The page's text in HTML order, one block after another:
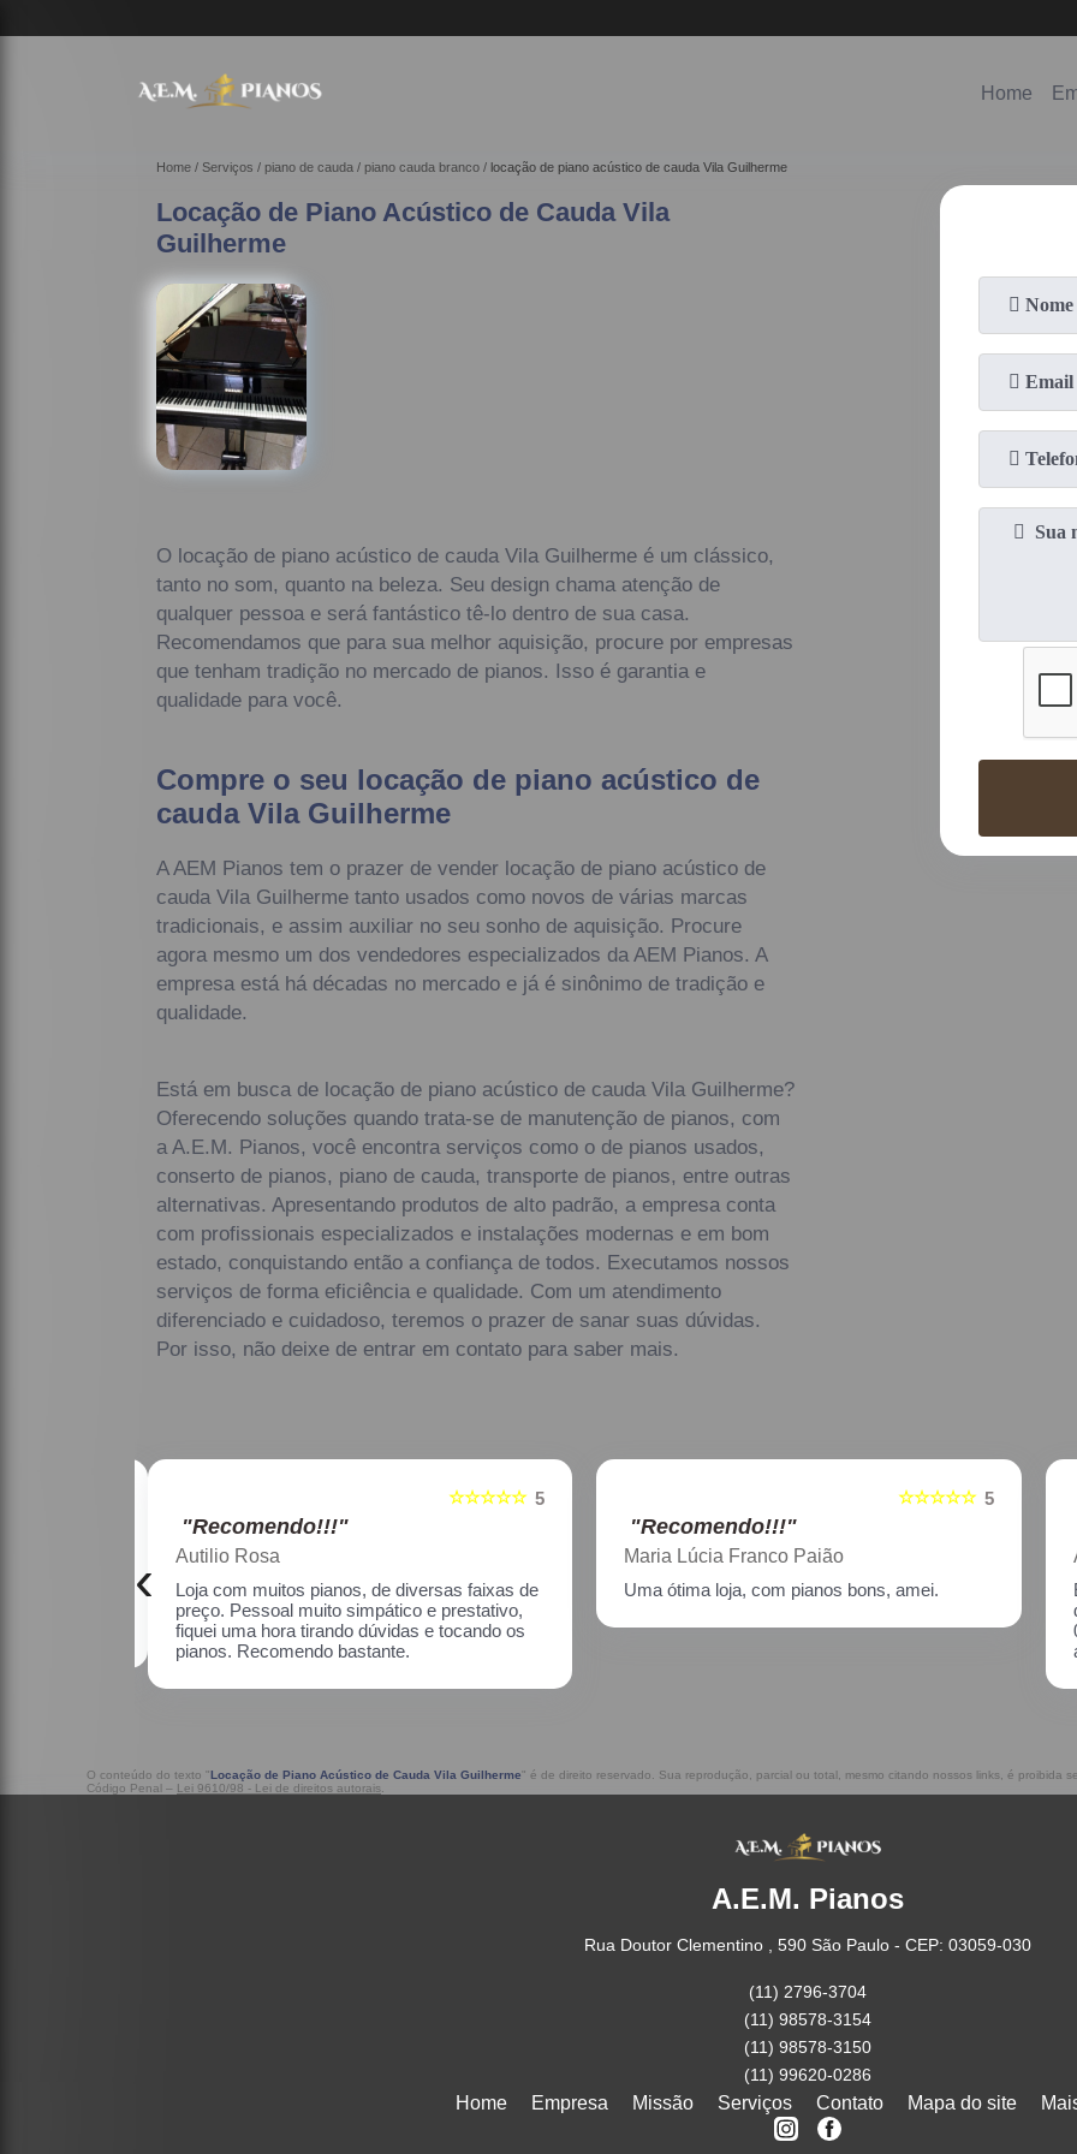
Home
Home Serviços piano de cauda piano cauda branco locação de piano acústico de cauda Vila Guilherme
Locação de Piano Acústico de Cauda Vila
Guilherme
O locação de piano acústico de cauda Vila Guilherme é um clássico,
tanto no som, quanto na beleza. Seu design chama atenção de
qualquer pessoa e será fantástico tê-lo dentro de sua casa.
Recomendamos que para sua melhor aquisição, procure por empresas
que tenham tradição no mercado de pianos. Isso é garantia e
qualidade para você.
Compre o seu locação de piano acústico de
cauda Vila Guilherme
A AEM Pianos tem o prazer de vender locação de piano acústico de
cauda Vila Guilherme tanto usados como novos de várias marcas
tradicionais, e assim auxiliar no seu sonho de aquisição. Procure
agora mesmo um dos vendedores especializados da AEM Pianos. A
empresa está há décadas no mercado e já é sinônimo de tradição e
qualidade.
Está em busca de locação de piano acústico de cauda Vila Guilherme?
Oferecendo soluções quando trata-se de manutenção de pianos, com
a A.E.M. Pianos, você encontra serviços como o de pianos usados,
conserto de pianos, piano de cauda, transporte de pianos, entre outras
alternativas. Apresentando produtos de alto padrão, a empresa conta
com profissionais especializados e instalações modernas e em bom
estado, conquistando então a confiança de todos. Executamos nossos
serviços de forma eficiência e qualidade. Com um atendimento
diferenciado e cuidadoso, teremos o prazer de sanar suas dúvidas.
Por isso, não deixe de entrar em contato para saber mais.
☆☆☆☆☆
"Recomendo!!!"
Maria Lúcia Franco Paião
Uma ótima loja, com pianos bons, amei.
☆☆☆☆☆
"Recomendo!!!"
Aline Nagata
Excelente atendimento!! Enviei um piano para
02/2021, incluindo o transporte. Muito
‹
O conteúdo do texto "Locação de Piano Acústico de Cauda Vila Guilherme" é de direito reservado. Sua reprodução, parcial ou total, mesmo citando nossos links, é proibida
Código Penal – Lei 9610/98 - Lei de direitos autorais
A.E.M. Pianos
Rua Doutor Clementino , 590 São Paulo - CEP: 03059-030
(11) 2796-3704
(11) 98578-3154
(11) 98578-3150
(11) 99620-0286
Home Empresa Missão Serviços Contato Mapa do site